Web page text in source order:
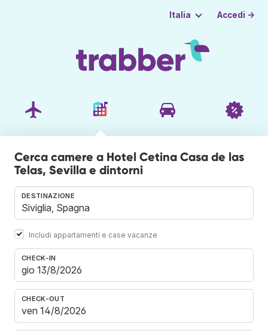
Italia Accedi →
Cerca camere a Hotel Cetina Casa de las
Telas, Sevilla e dintorni
DESTINAZIONE
Includi appartamenti e case vacanze
CHECK-IN
CHECK-OUT